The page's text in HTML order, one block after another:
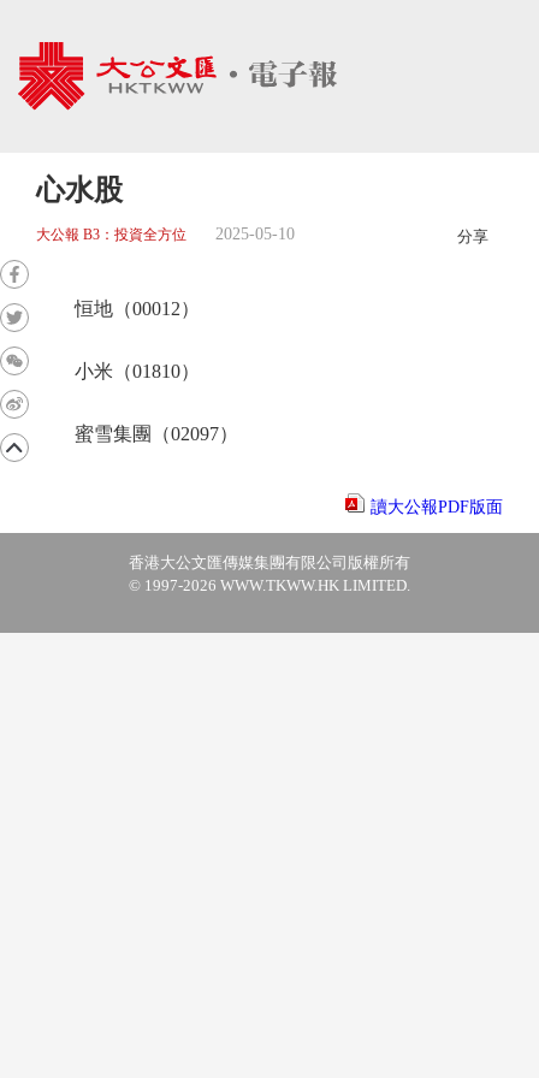
心水股
大公報 B3：投資全方位 2025-05-10 分享
恒地（00012）
小米（01810）
蜜雪集團（02097）
讀大公報PDF版面
香港大公文匯傳媒集團有限公司版權所有
© 1997-2026 WWW.TKWW.HK LIMITED.